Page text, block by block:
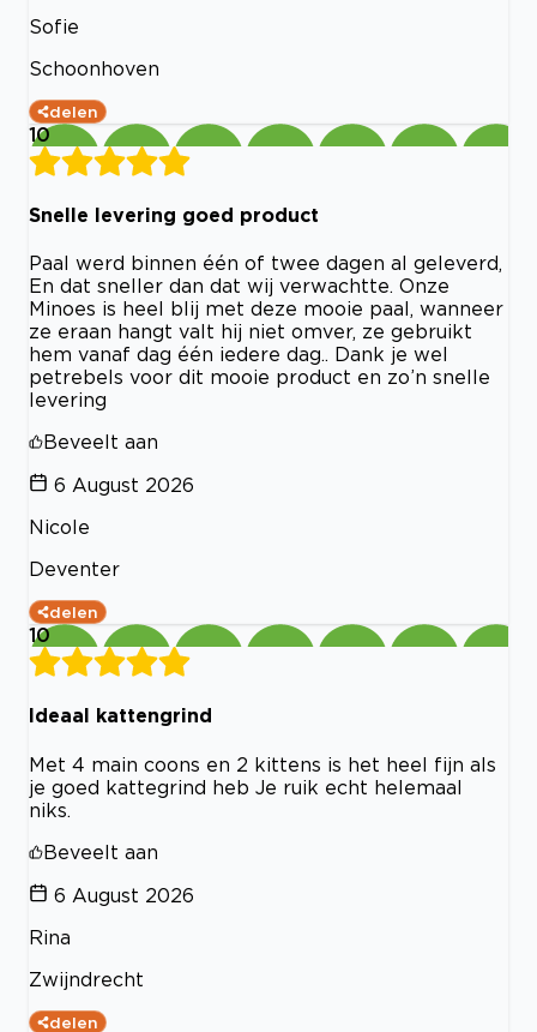
Sofie
Schoonhoven
delen
10
Snelle levering goed product
Paal werd binnen één of twee dagen al geleverd,
En dat sneller dan dat wij verwachtte. Onze
Minoes is heel blij met deze mooie paal, wanneer
ze eraan hangt valt hij niet omver, ze gebruikt
hem vanaf dag één iedere dag.. Dank je wel
petrebels voor dit mooie product en zo’n snelle
levering
Beveelt aan
6 August 2026
Nicole
Deventer
delen
10
Ideaal kattengrind
Met 4 main coons en 2 kittens is het heel fijn als
je goed kattegrind heb Je ruik echt helemaal
niks.
Beveelt aan
6 August 2026
Rina
Zwijndrecht
delen